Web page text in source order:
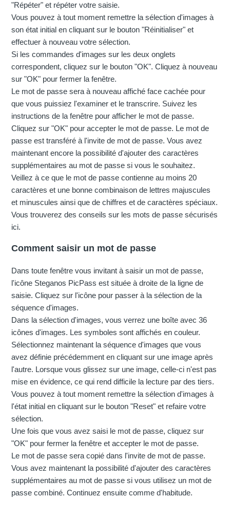
"Répéter" et répéter votre saisie.
Vous pouvez à tout moment remettre la sélection d'images à
son état initial en cliquant sur le bouton "Réinitialiser" et
effectuer à nouveau votre sélection.
Si les commandes d'images sur les deux onglets
correspondent, cliquez sur le bouton "OK". Cliquez à nouveau
sur "OK" pour fermer la fenêtre.
Le mot de passe sera à nouveau affiché face cachée pour
que vous puissiez l'examiner et le transcrire. Suivez les
instructions de la fenêtre pour afficher le mot de passe.
Cliquez sur "OK" pour accepter le mot de passe. Le mot de
passe est transféré à l'invite de mot de passe. Vous avez
maintenant encore la possibilité d'ajouter des caractères
supplémentaires au mot de passe si vous le souhaitez.
Veillez à ce que le mot de passe contienne au moins 20
caractères et une bonne combinaison de lettres majuscules
et minuscules ainsi que de chiffres et de caractères spéciaux.
Vous trouverez des conseils sur les mots de passe sécurisés
ici.
Comment saisir un mot de passe
Dans toute fenêtre vous invitant à saisir un mot de passe,
l'icône Steganos PicPass est située à droite de la ligne de
saisie. Cliquez sur l'icône pour passer à la sélection de la
séquence d'images.
Dans la sélection d'images, vous verrez une boîte avec 36
icônes d'images. Les symboles sont affichés en couleur.
Sélectionnez maintenant la séquence d'images que vous
avez définie précédemment en cliquant sur une image après
l'autre. Lorsque vous glissez sur une image, celle-ci n'est pas
mise en évidence, ce qui rend difficile la lecture par des tiers.
Vous pouvez à tout moment remettre la sélection d'images à
l'état initial en cliquant sur le bouton "Reset" et refaire votre
sélection.
Une fois que vous avez saisi le mot de passe, cliquez sur
"OK" pour fermer la fenêtre et accepter le mot de passe.
Le mot de passe sera copié dans l'invite de mot de passe.
Vous avez maintenant la possibilité d'ajouter des caractères
supplémentaires au mot de passe si vous utilisez un mot de
passe combiné. Continuez ensuite comme d'habitude.